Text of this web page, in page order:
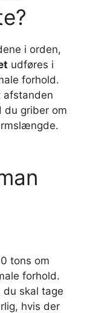
i orden,
udføres i
forhold.
afstanden
du griber om
tons om
forhold.
du skal tage
hvis der